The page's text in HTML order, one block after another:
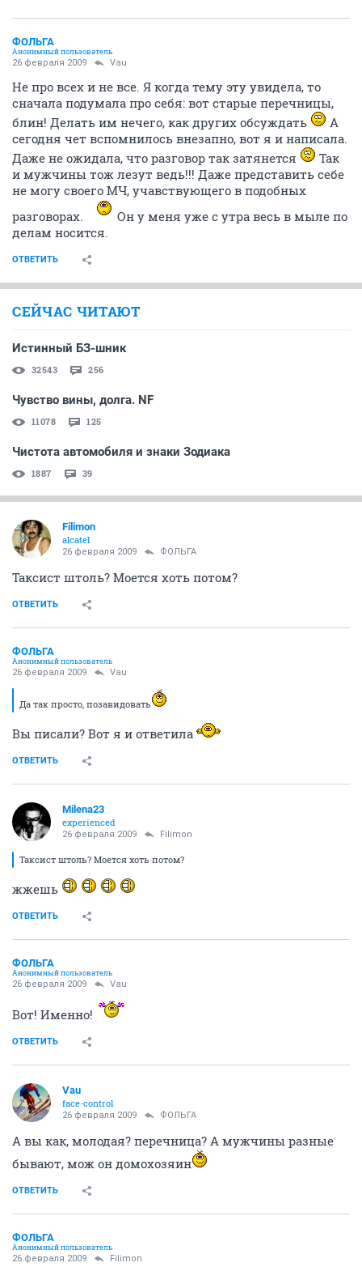
ФОЛЬГА
Анонимный пользователь
26 февраля 2009 Vau
Не про всех и не все. Я когда тему эту увидела, то
сначала подумала про себя: вот старые перечницы,
блин! Делать им нечего, как других обсуждать
А
сегодня чет вспомнилось внезапно, вот я и написала.
Даже не ожидала, что разговор так затянется
Так
и мужчины тож лезут ведь!!! Даже представить себе
не могу своего МЧ, учавствующего в подобных
разговорах.
Он у меня уже с утра весь в мыле по
делам носится.
ОТВЕТИТЬ
СЕЙЧАС ЧИТАЮТ
Истинный БЗ-шник
32543 256
Чувство вины, долга. NF
11078 125
Чистота автомобиля и знаки Зодиака
1887 39
Filimon
alcatel
26 февраля 2009 ФОЛЬГА
Таксист штоль? Моется хоть потом?
ОТВЕТИТЬ
ФОЛЬГА
Анонимный пользователь
26 февраля 2009 Vau
Да так просто, позавидовать
Вы писали? Вот я и ответила
ОТВЕТИТЬ
Milena23
experienced
26 февраля 2009 Filimon
Таксист штоль? Моется хоть потом?
жжешь
ОТВЕТИТЬ
ФОЛЬГА
Анонимный пользователь
26 февраля 2009 Vau
Вот! Именно!
ОТВЕТИТЬ
Vau
face-control
26 февраля 2009 ФОЛЬГА
А вы как, молодая? перечница? А мужчины разные
бывают, мож он домохозяин
ОТВЕТИТЬ
ФОЛЬГА
Анонимный пользователь
26 февраля 2009 Filimon